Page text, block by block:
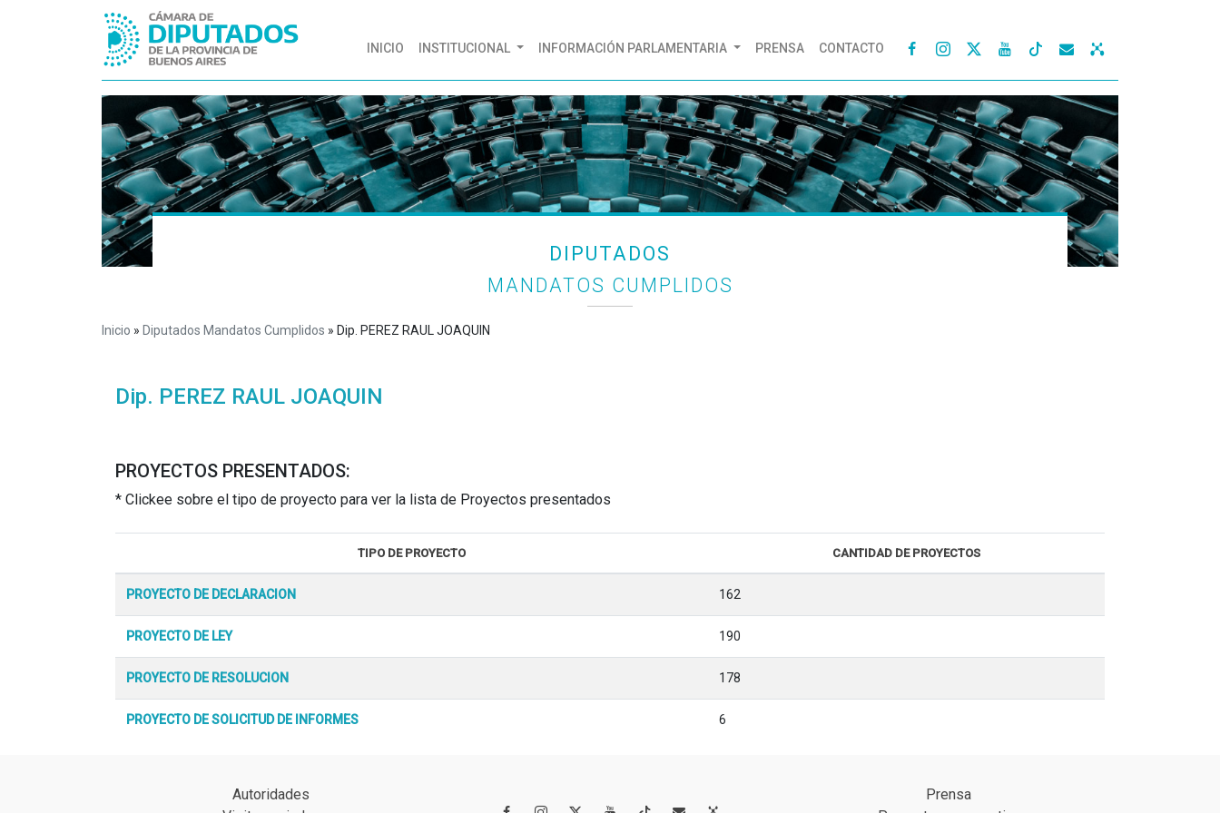
INICIO (CURRENT)
INSTITUCIONAL INFORMACIÓN PARLAMENTARIA PRENSA CONTACTO    
DIPUTADOS
MANDATOS CUMPLIDOS
Inicio » Diputados Mandatos Cumplidos » Dip. PEREZ RAUL JOAQUIN
Dip. PEREZ RAUL JOAQUIN
PROYECTOS PRESENTADOS:
* Clickee sobre el tipo de proyecto para ver la lista de Proyectos presentados
TIPO DE PROYECTO CANTIDAD DE PROYECTOS
PROYECTO DE DECLARACION 162
PROYECTO DE LEY 190
PROYECTO DE RESOLUCION 178
PROYECTO DE SOLICITUD DE INFORMES 6
Autoridades
Prensa